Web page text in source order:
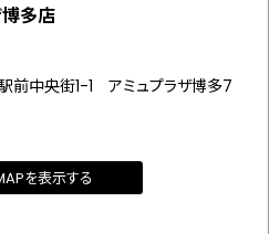
多店
前中央街1-1 アミュプラザ博多7
を表示する